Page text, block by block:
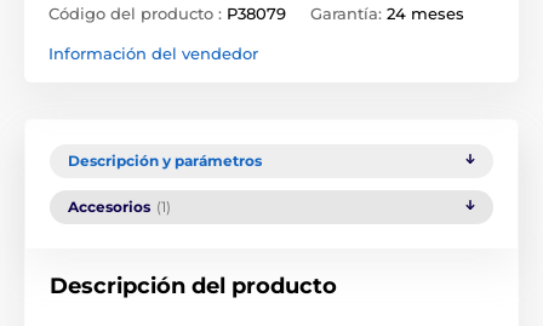
Código del producto : P38079 Garantía: 24 meses
Información del vendedor
Descripción y parámetros
Accesorios (1)
Descripción del producto